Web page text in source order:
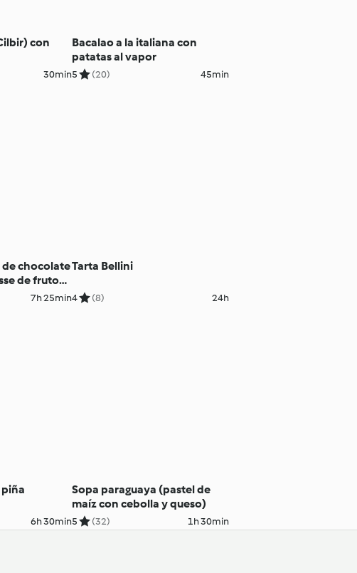
con
30min
Bacalao a la italiana con
patatas al vapor
5 (20) 45min
chocolate
de frutos
fresa7h 25min
Tarta Bellini
4 (8) 24h
piña
6h 30min
Sopa paraguaya (pastel de
maíz con cebolla y queso)
5 (32) 1h 30min